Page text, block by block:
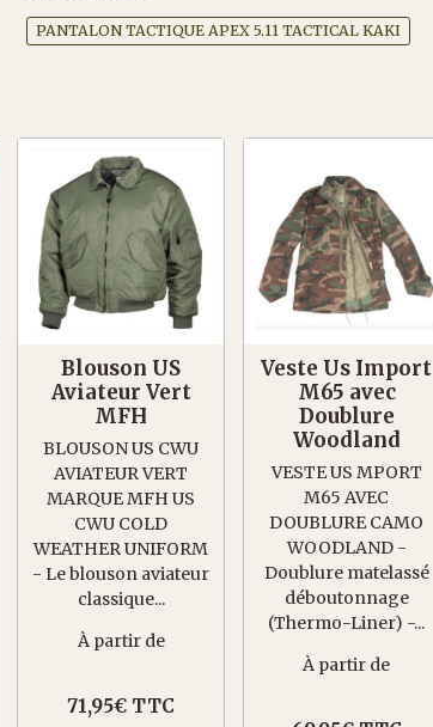
PANTALON TACTIQUE APEX 5.11 TACTICAL KAKI
Blouson US
Aviateur Vert
MFH
BLOUSON US CWU
AVIATEUR VERT
MARQUE MFH US
CWU COLD
WEATHER UNIFORM
- Le blouson aviateur
classique...
À partir de
71,95€ TTC
Veste Us Import
M65 avec
Doublure
Woodland
VESTE US MPORT
M65 AVEC
DOUBLURE CAMO
WOODLAND -
Doublure matelassé
déboutonnage
(Thermo-Liner) -...
À partir de